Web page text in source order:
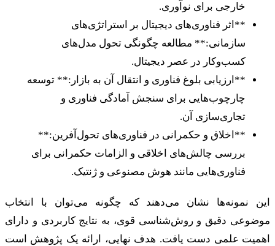
خارجی برای نوآوری.
**اثر فناوری‌های دیجیتال بر استراتژی‌های
سازمانی:** مطالعه چگونگی تحول مدل‌های
کسب‌وکار در عصر دیجیتال.
**ارزیابی بلوغ فناوری و انتقال آن به بازار:** توسعه
چارچوب‌هایی برای سنجش آمادگی فناوری و
تجاری‌سازی آن.
**اخلاق و حکمرانی در فناوری‌های تحول‌آفرین:**
بررسی چالش‌های اخلاقی و الزامات حکمرانی برای
فناوری‌هایی مانند هوش مصنوعی و ژنتیک.
این نمونه‌ها نشان می‌دهند که چگونه می‌توان با انتخاب
موضوعی دقیق و روش‌شناسی قوی، به نتایج کاربردی و دارای
اهمیت علمی دست یافت. هدف نهایی، ارائه یک پژوهش است